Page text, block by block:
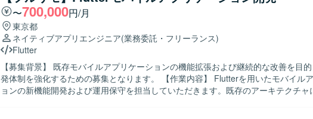
極的にコミュニケーションを取りながら、自ら課題を発見し解決に向けて主体的に
求めております。新しい技術や開発手法への関心が高く、生成AIなどの新しい取り
向きにチャレンジいただける方が望ましいです。 【ポジションの魅力】 金融領域の証券取引シ
ステムに関わる資産管理スマホアプリ開発に携わることで、ドメイン知見とモバイ
発スキルの両方を高めていただけます。Flutter を中心としたクロスプラットフォ
え、生成AIを活用した開発プロセスを経験できる環境です。スクラムによる短い開
の中で、企画からリリースまでの一連の流れを継続的に経験できる点も魅力です。 【開発環
境】 Flutter（モバイル）、Kotlin（BFF）を中心とした構成で、アジャイル（スク
〜700,000円/月
東京都
ネイティブアプリエンジニア(業務委託・フリーランス)
Flutter
【募集背景】 既存モバイルアプリケーションの機能拡張および継続的な改善を目
発体制を強化するための募集となります。 【作業内容】 Flutterを用いたモバイルアプリケーシ
ョンの新機能開発および運用保守を担当していただきます。既存のアーキテクチャ